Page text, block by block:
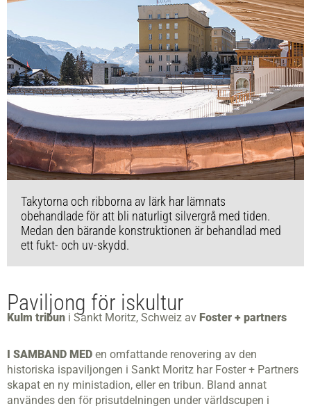
Takytorna och ribborna av lärk har lämnats
obehandlade för att bli naturligt silvergrå med tiden.
Medan den bärande konstruktionen är behandlad med
ett fukt- och uv-skydd.
Paviljong för iskultur
Kulm tribun i Sankt Moritz, Schweiz av Foster + partners
I SAMBAND MED en omfattande renovering av den
historiska ispaviljongen i Sankt Moritz har Foster + Partners
skapat en ny ministadion, eller en tribun. Bland annat
användes den för prisutdelningen under världscupen i